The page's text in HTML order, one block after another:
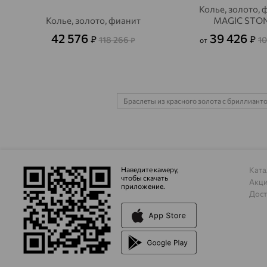
Колье, золото, фианит
42 576 ₽ 118 266₽
Колье, золото,
MAGIC
от 39 426 ₽
Браслеты из красного золота с
Наведите камеру,
чтобы скачать
приложение.